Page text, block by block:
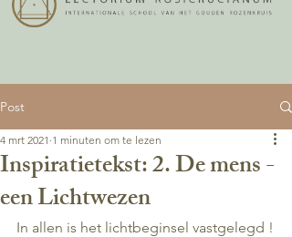
Post
Inspiratietekst: 2. De mens -
een Lichtwezen
4 mrt 2021 1 minuten om te lezen
In allen is het lichtbeginsel vastgelegd !